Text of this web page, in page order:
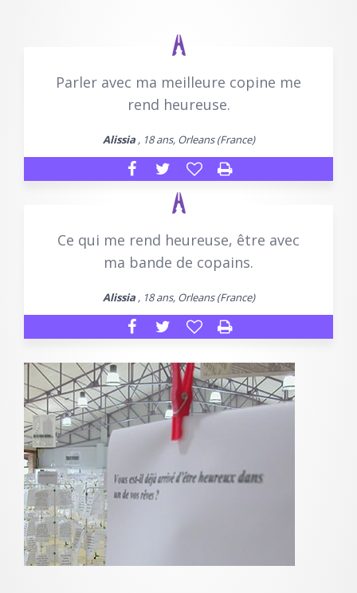
Parler avec ma meilleure copine me
rend heureuse.
Alissia, 18 ans, Orleans (France)
Ce qui me rend heureuse, être avec
ma bande de copains.
Alissia, 18 ans, Orleans (France)